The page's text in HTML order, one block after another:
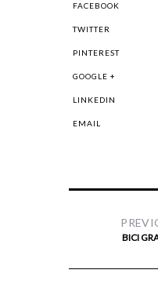
FACEBOOK
TWITTER
PINTEREST
GOOGLE +
LINKEDIN
EMAIL
BICI